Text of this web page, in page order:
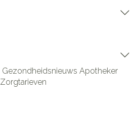
Gezondheidsnieuws Apotheker
Zorgtarieven